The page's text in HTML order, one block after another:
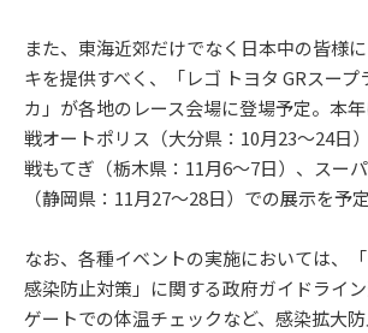
また、東海近郊だけでなく日本中の皆様
キを提供すべく、「レゴ トヨタ GRスープ
カ」が各地のレース会場に登場予定。本
戦オートポリス（大分県：10月23～24日
戦もてぎ（栃木県：11月6～7日）、スー
（静岡県：11月27～28日）での展示を予
なお、各種イベントの実施においては、
感染防止対策」に関する政府ガイドライ
ゲートでの体温チェックなど、感染拡大